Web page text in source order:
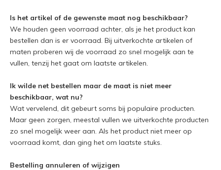
Is het artikel of de gewenste maat nog beschikbaar?
We houden geen voorraad achter, als je het product kan
bestellen dan is er voorraad. Bij uitverkochte artikelen of
maten proberen wij de voorraad zo snel mogelijk aan te
vullen, tenzij het gaat om laatste artikelen.
Ik wilde net bestellen maar de maat is niet meer
beschikbaar, wat nu?
Wat vervelend, dit gebeurt soms bij populaire producten.
Maar geen zorgen, meestal vullen we uitverkochte producten
zo snel mogelijk weer aan. Als het product niet meer op
voorraad komt, dan ging het om laatste stuks.
Bestelling annuleren of wijzigen